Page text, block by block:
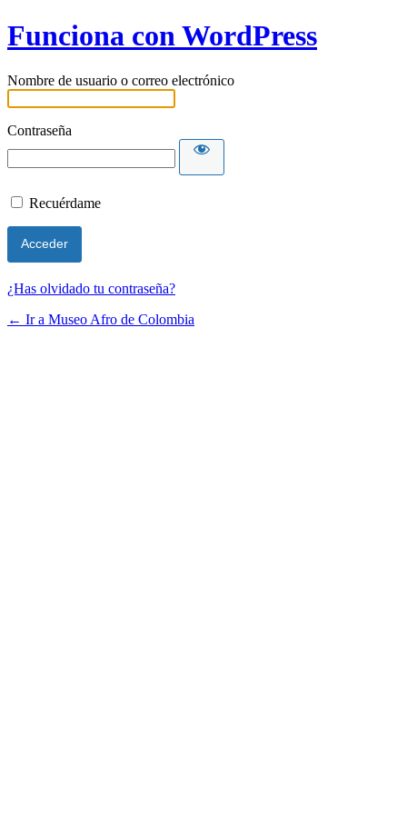
Funciona con WordPress
Nombre de usuario o correo electrónico
Contraseña
Recuérdame
¿Has olvidado tu contraseña?
← Ir a Museo Afro de Colombia